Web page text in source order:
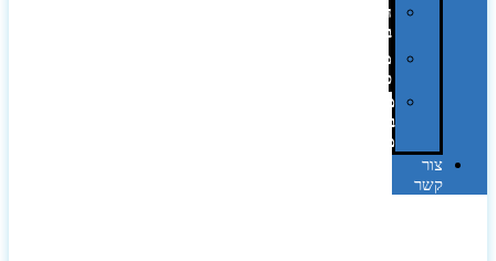
חריטה
בלייזר
מהו
פנטון?
מיתוג
באמצעות
מדבקות
צור
קשר